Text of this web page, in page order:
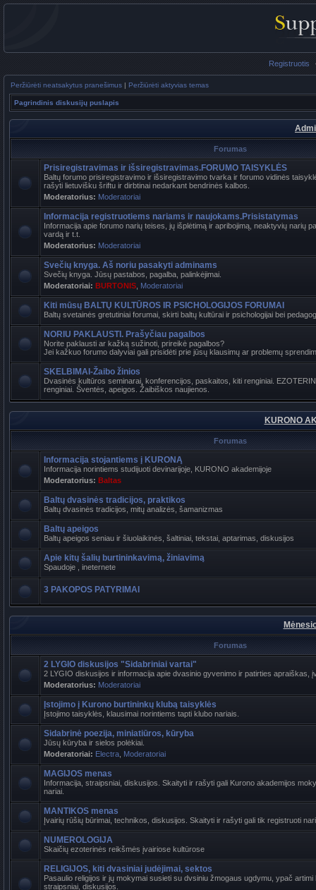
Registruotis
Peržiūrėti neatsakytus pranešimus | Peržiūrėti aktyvias temas
Pagrindinis diskusijų puslapis
Forumas
Prisiregistravimas ir išsiregistravimas.FORUMO TAISYKLĖS
Baltų forumo prisiregistravimo ir išsiregistravimo tvarka ir forumo vidinės
rašyti lietuvišku šriftu ir dirbtinai nedarkant bendrinės kalbos.
Moderatorius: Moderatoriai
Informacija registruotiems nariams ir naujokams.Prisistatymas
Informacija apie forumo narių teises, jų išplėtimą ir apribojimą, neaktyvių narių
vardą ir t.t.
Moderatorius: Moderatoriai
Svečių knyga. Aš noriu pasakyti adminams
Svečių knyga. Jūsų pastabos, pagalba, palinkėjimai.
Moderatoriai: BURTONIS Moderatoriai
Kiti mūsų BALTŲ KULTŪROS IR PSICHOLOGIJOS FORUMAI
Baltų svetainės gretutiniai forumai, skirti baltų kultūrai ir psichologijai bei
NORIU PAKLAUSTI. Prašyčiau pagalbos
Norite paklausti ar kažką sužinoti, prireikė pagalbos?
Jei kažkuo forumo dalyviai gali prisidėti prie jūsų klausimų ar problemų
SKELBIMAI-Žaibo žinios
Dvasinės kultūros seminarai, konferencijos, paskaitos, kiti renginiai.
renginiai. Šventės, apeigos. Žaibiškos naujienos.
KURONO
Forumas
Informacija stojantiems į KURONĄ
Informacija norintiems studijuoti devinarijoje, KURONO akademijoje
Moderatorius: Baltas
Baltų dvasinės tradicijos, praktikos
Baltų dvasinės tradicijos, mitų analizės, šamanizmas
Baltų apeigos
Baltų apeigos seniau ir šiuolaikinės, šaltiniai, tekstai, aptarimas, diskusijos
Apie kitų šalių burtininkavimą, žiniavimą
Spaudoje , ineternete
3 PAKOPOS PATYRIMAI
Forumas
2 LYGIO diskusijos "Sidabriniai vartai"
2 LYGIO diskusijos ir informacija apie dvasinio gyvenimo ir patirties apraiškas,
Moderatorius: Moderatoriai
Įstojimo į Kurono burtininkų klubą taisyklės
Įstojimo taisyklės, klausimai norintiems tapti klubo nariais.
Sidabrinė poezija, miniatiūros, kūryba
Jūsų kūryba ir sielos polėkiai.
Moderatoriai: Electra Moderatoriai
MAGIJOS menas
Informacija, straipsniai, diskusijos. Skaityti ir rašyti gali Kurono akademijos
nariai.
MANTIKOS menas
Įvairių rūšių būrimai, technikos, diskusijos. Skaityti ir rašyti gali tik registruoti
NUMEROLOGIJA
Skaičių ezoterinės reikšmės įvairiose kultūrose
RELIGIJOS, kiti dvasiniai judėjimai, sektos
Pasaulio religijos ir jų mokymai susieti su dvsiniu žmogaus ugdymu, ypač
straipsniai, diskusijos.